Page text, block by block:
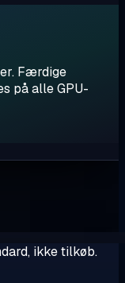
Færdige
på alle GPU-
ikke tilkøb.